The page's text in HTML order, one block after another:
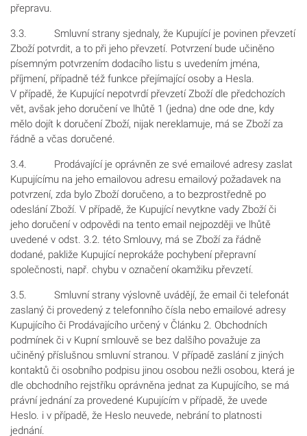
přepravu.
3.3. Smluvní strany sjednaly, že Kupující je povinen převzetí
Zboží potvrdit, a to při jeho převzetí. Potvrzení bude učiněno
písemným potvrzením dodacího listu s uvedením jména,
příjmení, případně též funkce přejímající osoby a Hesla.
V případě, že Kupující nepotvrdí převzetí Zboží dle předchozích
vět, avšak jeho doručení ve lhůtě 1 (jedna) dne ode dne, kdy
mělo dojít k doručení Zboží, nijak nereklamuje, má se Zboží za
řádně a včas doručené.
3.4. Prodávající je oprávněn ze své emailové adresy zaslat
Kupujícímu na jeho emailovou adresu emailový požadavek na
potvrzení, zda bylo Zboží doručeno, a to bezprostředně po
odeslání Zboží. V případě, že Kupující nevytkne vady Zboží či
jeho doručení v odpovědi na tento email nejpozději ve lhůtě
uvedené v odst. 3.2. této Smlouvy, má se Zboží za řádně
dodané, pakliže Kupující neprokáže pochybení přepravní
společnosti, např. chybu v označení okamžiku převzetí.
3.5. Smluvní strany výslovně uvádějí, že email či telefonát
zaslaný či provedený z telefonního čísla nebo emailové adresy
Kupujícího či Prodávajícího určený v Článku 2. Obchodních
podmínek či v Kupní smlouvě se bez dalšího považuje za
učiněný příslušnou smluvní stranou. V případě zaslání z jiných
kontaktů či osobního podpisu jinou osobou nežli osobou, která je
dle obchodního rejstříku oprávněna jednat za Kupujícího, se má
právní jednání za provedené Kupujícím v případě, že uvede
Heslo. i v případě, že Heslo neuvede, nebrání to platnosti
jednání.